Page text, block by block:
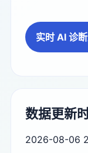
实时 AI 诊
数据更新
2026-08-06